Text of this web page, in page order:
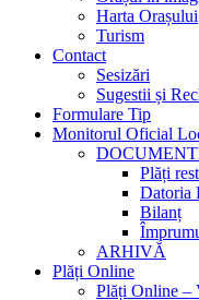
Harta Orașului
Turism
Contact
Sesizări
Sugestii și
Formulare Tip
Monitorul Oficial
Plăți
Datoria
Bilanț
ARHIVĂ
Plăți Online
Plăți Online –